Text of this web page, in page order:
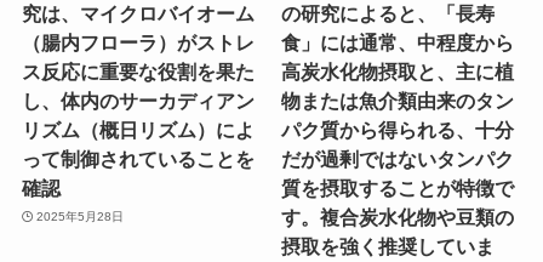
究は、マイクロバイオーム
（腸内フローラ）がストレ
ス反応に重要な役割を果た
し、体内のサーカディアン
リズム（概日リズム）によ
って制御されていることを
確認
2025年5月28日
の研究によると、「長寿
食」には通常、中程度から
高炭水化物摂取と、主に植
物または魚介類由来のタン
パク質から得られる、十分
だが過剰ではないタンパク
質を摂取することが特徴で
す。複合炭水化物や豆類の
摂取を強く推奨していま